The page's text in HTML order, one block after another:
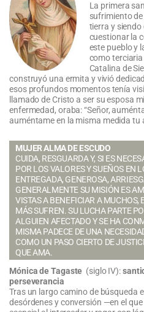
La primera
sufrimiento
tierra y
cuestionar la
este pueblo y
como
Catalina de
construyó una ermita y vivió
esos profundos momentos tenía
llamado de Cristo a ser su esposa
enfermedad, oraba: “Señor,
auméntame en la misma medida tu
MUJER ALMA DE ESCUDO
CUIDA, RESGUARDA Y, SI ES
POR LOS VALORES Y SUEÑOS EN
ENTREGADA, GENEROSA,
GENERALMENTE SU MISIÓN ES
VISTAS A BENEFICIAR A MUCHOS,
MÁS SUFREN. SU LUCHA PARTE
ALGUIEN AFECTADO Y SE HA
MISMA PADECE DE UNA
COMO UN PASO CIERTO DE
QUE AMA.
Mónica de Tagaste (siglo IV):
perseverancia
Tras un largo camino de búsqueda
desórdenes y conversión —en el